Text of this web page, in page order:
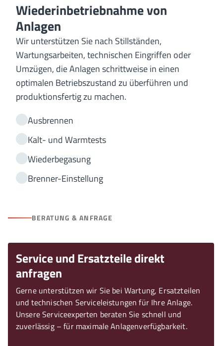
Wiederinbetriebnahme von
Anlagen
Wir unterstützen Sie nach Stillständen,
Wartungsarbeiten, technischen Eingriffen oder
Umzügen, die Anlagen schrittweise in einen
optimalen Betriebszustand zu überführen und
produktionsfertig zu machen.
Ausbrennen
Kalt- und Warmtests
Wiederbegasung
Brenner-Einstellung
BERATUNG & ANFRAGE
Service und Ersatzteile direkt
anfragen
Gerne unterstützen wir Sie bei Wartung, Ersatzteilen
und technischen Serviceleistungen für Ihre Anlage.
Unsere Serviceexperten beraten Sie schnell und
zuverlässig – für maximale Anlagenverfügbarkeit.